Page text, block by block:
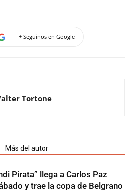
+ Seguinos en Google
Tortone
Más del autor
Pirata” llega a Carlos Paz
y trae la copa de Belgrano